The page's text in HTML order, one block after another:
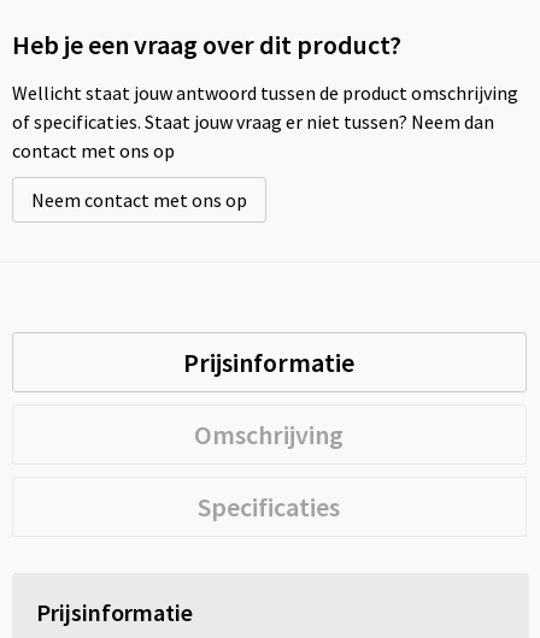
Heb je een vraag over dit product?
Wellicht staat jouw antwoord tussen de product omschrijving
of specificaties. Staat jouw vraag er niet tussen? Neem dan
contact met ons op
Neem contact met ons op
Prijsinformatie
Omschrijving
Specificaties
Prijsinformatie